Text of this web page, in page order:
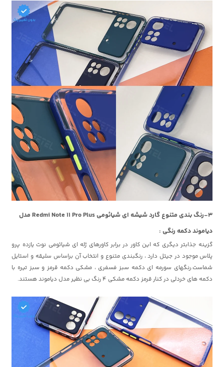
3-رنگ بندی متنوع گارد شیشه ای شیائومی Redmi Note 11 Pro Plus مدل
دیاموند دکمه رنگی :
گزینه جذابتر دیگری که این کاور در برابر کاورهای ژله ای شیائومی نوت یازده پرو
پلاس موجود در جیتل دارد ، رنگبندی متنوع و انتخاب آن براساس سلیقه و استایل
شماست.رنگهای سورمه ای دکمه سبز فسفری ، مشکی دکمه قرمز و سبز تیره با
دکمه های خردلی در کنار قرمز دکمه مشکی 4 رنگ بی نظیر مدل دیاموند هستند.